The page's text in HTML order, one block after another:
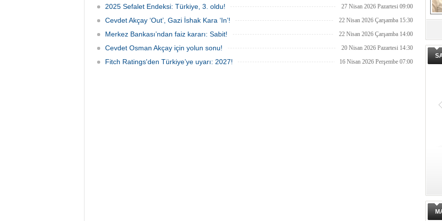
2025 Sefalet Endeksi: Türkiye, 3. oldu! 27 Nisan 2026 Pazartesi 09:00
Cevdet Akçay ‘Out’, Gazi İshak Kara ‘In’! 22 Nisan 2026 Çarşamba 15:30
Merkez Bankası’ndan faiz kararı: Sabit! 22 Nisan 2026 Çarşamba 14:00
Cevdet Osman Akçay için yolun sonu! 20 Nisan 2026 Pazartesi 14:30
Fitch Ratings'den Türkiye’ye uyarı: 2027! 16 Nisan 2026 Perşembe 07:00